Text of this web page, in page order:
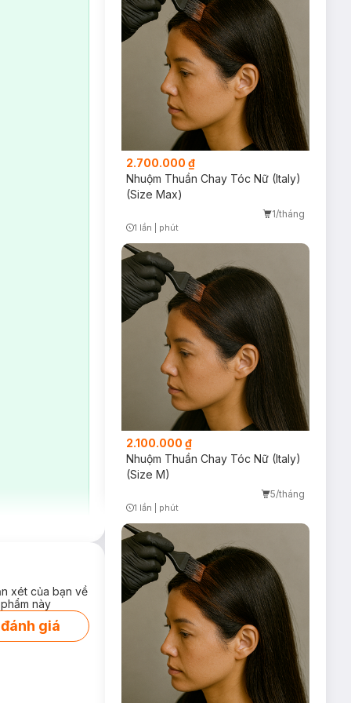
hoặc che phủ
a modern,
harsh
specially
strong foaming
xét của bạn về
này
giá
2.700.000 ₫
Nhuộm Thuần Chay Tóc Nữ (Italy)
(Size Max)
1/tháng
Timer Gray Icon
1 lần phút
2.100.000 ₫
Nhuộm Thuần Chay Tóc Nữ (Italy)
(Size M)
5/tháng
1 lần phút